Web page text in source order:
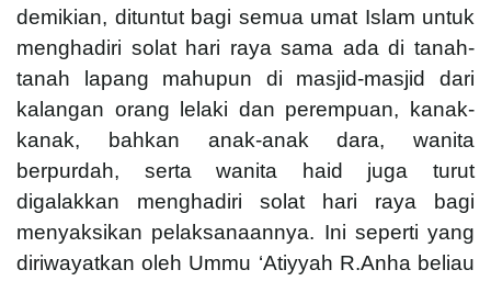
demikian, dituntut bagi semua umat Islam untuk
menghadiri solat hari raya sama ada di tanah-
tanah lapang mahupun di masjid-masjid dari
kalangan orang lelaki dan perempuan, kanak-
kanak, bahkan anak-anak dara, wanita
berpurdah, serta wanita haid juga turut
digalakkan menghadiri solat hari raya bagi
menyaksikan pelaksanaannya. Ini seperti yang
diriwayatkan oleh Ummu ‘Atiyyah R.Anha beliau